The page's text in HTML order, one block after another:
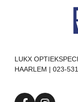
LUKX
HAARLEM | 023-